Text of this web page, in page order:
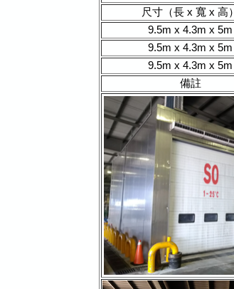
尺寸（長 x 寬 x 高）
9.5m x 4.3m x 5m
9.5m x 4.3m x 5m
9.5m x 4.3m x 5m
備註